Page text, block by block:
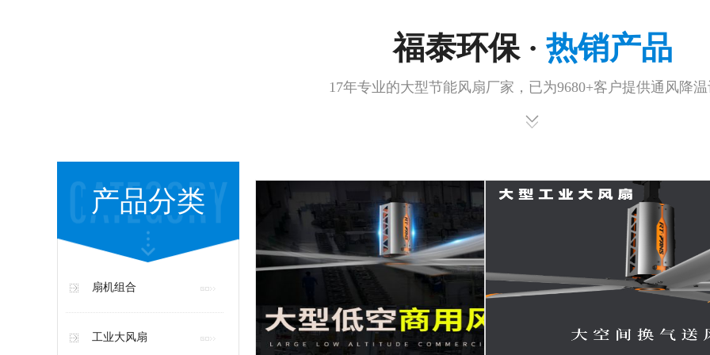
福泰环保 · 热销产品
17年专业的大型节能风扇厂家，已为9680+客户提供通风降
产品分类
扇机组合
工业大风扇